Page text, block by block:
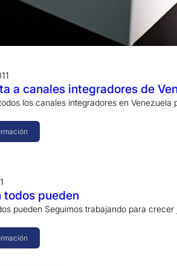
a canales integradores de
los canales integradores en
todos pueden
pueden Seguimos trabajando para